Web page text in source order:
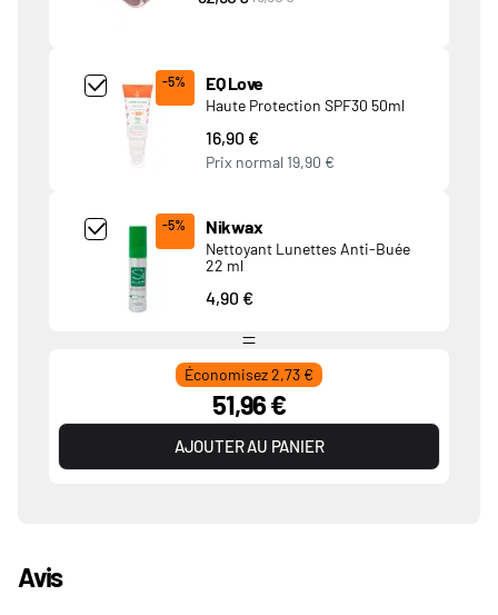
Add Product MjQ4MTk= undefined
-5% EQ Love
Haute Protection SPF30 50ml
16,90 €
Prix normal 19,90 €
Add Product MjkwNDA= undefined
-5% Nikwax
Nettoyant Lunettes Anti-Buée
22 ml
4,90 €
Économisez 2,73 €
51,96 €
AJOUTER AU PANIER
Avis